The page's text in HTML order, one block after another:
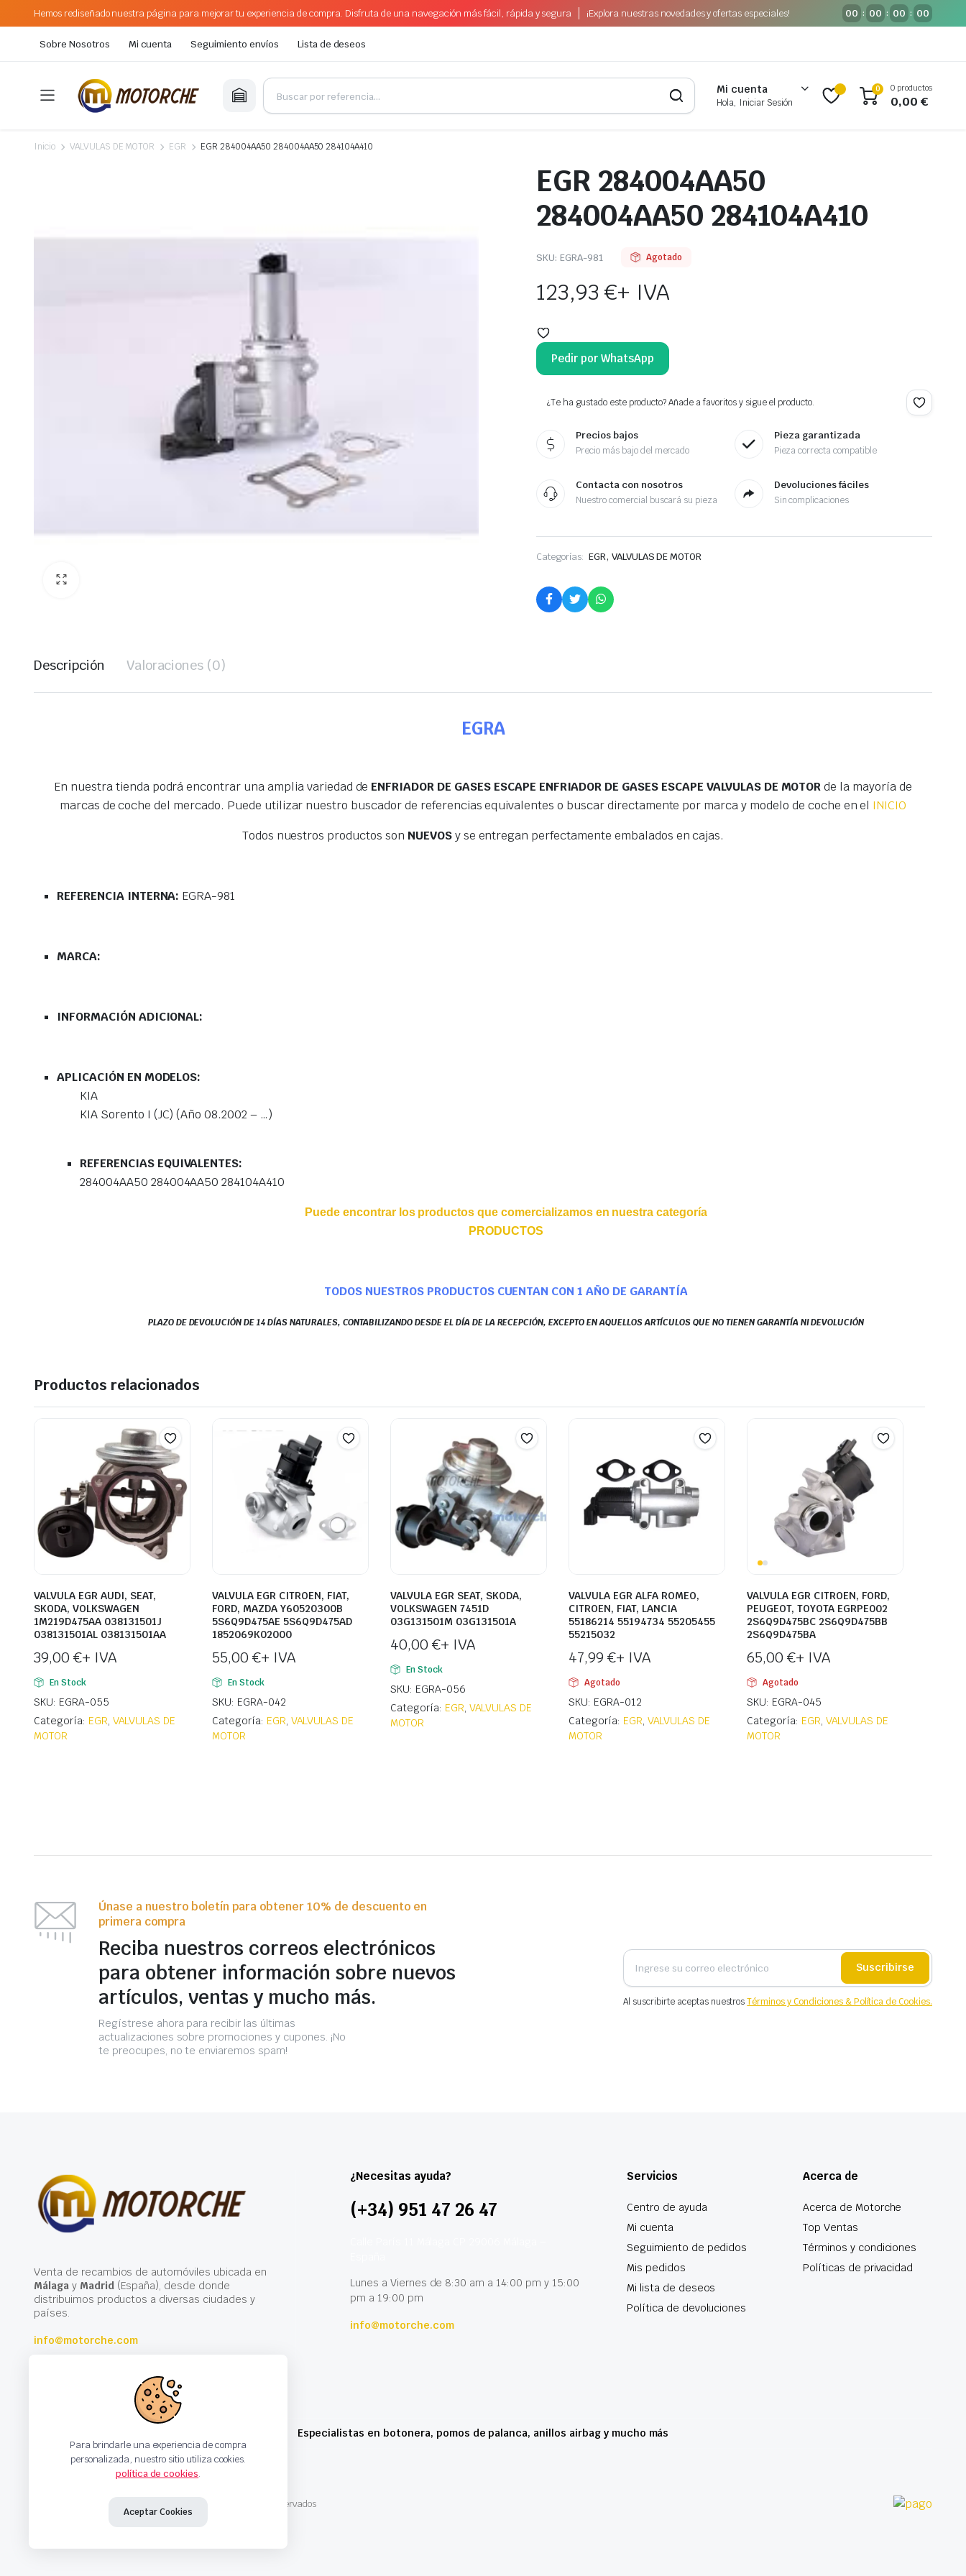
Hemos rediseñado nuestra página para mejorar tu experiencia de compra. Disfruta de una navegación más fácil, rápida y segura ¡Explora nuestras novedades y ofertas especiales! 00 : 00 : 00 : 00
Sobre Nosotros Mi cuenta Seguimiento envíos Lista de deseos
Mi cuenta
Hola, Iniciar Sesión
0 0 productos
0,00€
Inicio VALVULAS DE MOTOR EGR EGR 284004AA50 284004AA50 284104A410
EGR 284004AA50
284004AA50 284104A410
SKU: EGRA-981 Agotado
123,93€+ IVA
Pedir por WhatsApp
¿Te ha gustado este producto? Añade a favoritos y sigue el producto.
Precios bajos
Precio más bajo del mercado
Pieza garantizada
Pieza correcta compatible
Contacta con nosotros
Nuestro comercial buscará su pieza
Devoluciones fáciles
Sin complicaciones
Categorías: EGR, VALVULAS DE MOTOR
Descripción Valoraciones (0)
EGRA
En nuestra tienda podrá encontrar una amplia variedad de ENFRIADOR DE GASES ESCAPE ENFRIADOR DE GASES ESCAPE VALVULAS DE MOTORde la mayoría de
marcas de coche del mercado. Puede utilizar nuestro buscador de referencias equivalentes o buscar directamente por marca y modelo de coche en el INICIO
Todos nuestros productos son NUEVOSy se entregan perfectamente embalados en cajas.
REFERENCIA INTERNA: EGRA-981
MARCA:
INFORMACIÓN ADICIONAL:
APLICACIÓN EN MODELOS:
KIA
KIA Sorento I (JC) (Año 08.2002 – …)
REFERENCIAS EQUIVALENTES:
284004AA50 284004AA50 284104A410
Puede encontrar los productos que comercializamos en nuestra categoría
PRODUCTOS
TODOS NUESTROS PRODUCTOS CUENTAN CON 1 AÑO DE GARANTÍA
PLAZO DE DEVOLUCIÓN DE 14 DÍAS NATURALES, CONTABILIZANDO DESDE EL DÍA DE LA RECEPCIÓN, EXCEPTO EN AQUELLOS ARTÍCULOS QUE NO TIENEN GARANTÍA NI DEVOLUCIÓN
Productos relacionados
VALVULA EGR AUDI, SEAT,
SKODA, VOLKSWAGEN
1M219D475AA 038131501J
038131501AL 038131501AA
39,00 €+ IVA
En Stock
SKU: EGRA-055
Categoría: EGR, VALVULAS DE
MOTOR
VALVULA EGR CITROEN, FIAT,
FORD, MAZDA Y60520300B
5S6Q9D475AE 5S6Q9D475AD
1852069K02000
55,00 €+ IVA
En Stock
SKU: EGRA-042
Categoría: EGR, VALVULAS DE
MOTOR
VALVULA EGR SEAT, SKODA,
VOLKSWAGEN 7451D
03G131501M 03G131501A
40,00 €+ IVA
En Stock
SKU: EGRA-056
Categoría: EGR, VALVULAS DE
MOTOR
VALVULA EGR ALFA ROMEO,
CITROEN, FIAT, LANCIA
55186214 55194734 55205455
55215032
47,99 €+ IVA
Agotado
SKU: EGRA-012
Categoría: EGR, VALVULAS DE
MOTOR
VALVULA EGR CITROEN, FORD,
PEUGEOT, TOYOTA EGRPE002
2S6Q9D475BC 2S6Q9D475BB
2S6Q9D475BA
65,00 €+ IVA
Agotado
SKU: EGRA-045
Categoría: EGR, VALVULAS DE
MOTOR
Únase a nuestro boletín para obtener 10% de descuento en
primera compra
Reciba nuestros correos electrónicos
para obtener información sobre nuevos
artículos, ventas y mucho más.
Regístrese ahora para recibir las últimas
actualizaciones sobre promociones y cupones. ¡No
te preocupes, no te enviaremos spam!
Suscribirse
Al suscribirte aceptas nuestrosTérminos y Condiciones & Política de Cookies.
Venta de recambios de automóviles ubicada en
Málagay Madrid(España), desde donde
distribuimos productos a diversas ciudades y
países.
info@motorche.com
¿Necesitas ayuda?
(+34) 951 47 26 47
Lunes a Viernes de 8:30 am a 14:00 pm y 15:00
pm a 19:00 pm
info@motorche.com
Servicios
Centro de ayuda
Mi cuenta
Seguimiento de pedidos
Mis pedidos
Mi lista de deseos
Política de devoluciones
Acerca de
Acerca de Motorche
Top Ventas
Términos y condiciones
Políticas de privacidad
Especialistas en botonera, pomos de palanca, anillos airbag y mucho más
Copyright 2024 © Motorche Autoparts. Todos los derechos reservados
Para brindarle una experiencia de compra
personalizada, nuestro sitio utiliza cookies.
política de cookies.
Aceptar Cookies